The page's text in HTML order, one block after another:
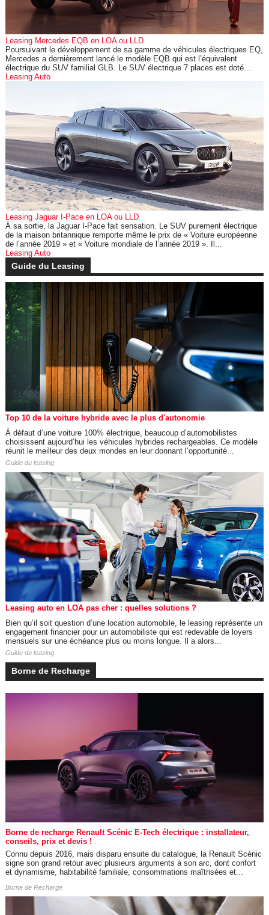
Leasing Mercedes EQB en LOA ou LLD
Poursuivant le développement de sa gamme de véhicules électriques EQ,
Mercedes a dernièrement lancé le modèle EQB qui est l’équivalent
électrique du SUV familial GLB. Le SUV électrique 7 places est doté...
Leasing Auto
Leasing Jaguar I-Pace en LOA ou LLD
À sa sortie, la Jaguar I-Pace fait sensation. Le SUV purement électrique
de la maison britannique remporte même le prix de « Voiture européenne
de l’année 2019 » et « Voiture mondiale de l’année 2019 ». Il...
Leasing Auto
Guide du Leasing
Top 10 de la voiture hybride avec le plus d'autonomie
À défaut d’une voiture 100% électrique, beaucoup d’automobilistes
choisissent aujourd’hui les véhicules hybrides rechargeables. Ce modèle
réunit le meilleur des deux mondes en leur donnant l’opportunité...
Guide du leasing
Leasing auto en LOA pas cher : quelles solutions ?
Bien qu’il soit question d’une location automobile, le leasing représente un
engagement financier pour un automobiliste qui est redevable de loyers
mensuels sur une échéance plus ou moins longue. Il a alors...
Guide du leasing
Borne de Recharge
Borne de recharge Renault Scénic E-Tech électrique : installateur,
conseils, prix et devis !
Connu depuis 2016, mais disparu ensuite du catalogue, la Renault Scénic
signe son grand retour avec plusieurs arguments à son arc, dont confort
et dynamisme, habitabilité familiale, consommations maîtrisées et...
Borne de Recharge